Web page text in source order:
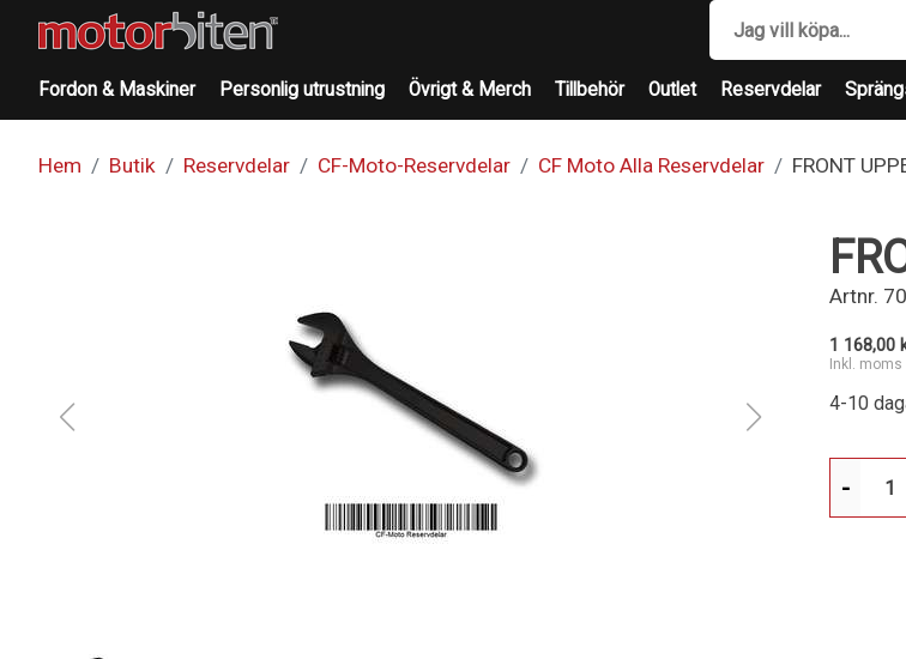
Fordon & Maskiner Personlig utrustning Övrigt & Merch Tillbehör Outlet Reservdelar
Hem Butik Reservdelar CF-Moto-Reservdelar CF Moto Alla Reservdelar FRONT
Artnr.
1 168,00
Inkl. moms
4-10
-